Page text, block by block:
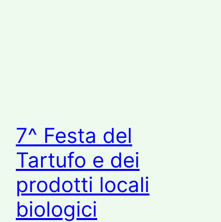
7^ Festa del
Tartufo e dei
prodotti locali
biologici